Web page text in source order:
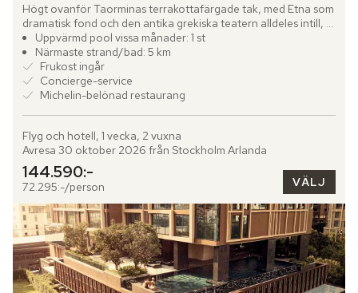
Högt ovanför Taorminas terrakottafärgade tak, med Etna som
dramatisk fond och den antika grekiska teatern alldeles intill,
ligger Grand Hotel Timeo, a Belmond Hotel – en av...
Uppvärmd pool vissa månader: 1 st
Närmaste strand/bad: 5 km
Frukost ingår
Concierge-service
Michelin-belönad restaurang
Flyg och hotell, 1 vecka, 2 vuxna
Avresa 30 oktober 2026 från Stockholm Arlanda
144.590:-
72.295:-/person VÄLJ